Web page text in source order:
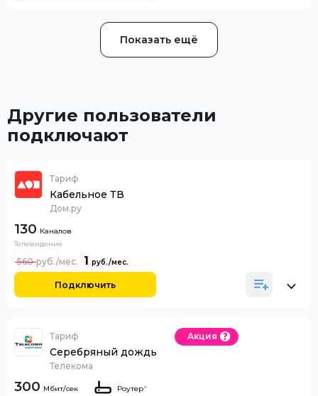
Показать ещё
Другие пользователи
подключают
Тариф
Кабельное ТВ
Дом.ру
130 Каналов
Телевидение
1
560
Подключить
Тариф
Серебряный дождь
Телекома
Акция
300 Роутер*